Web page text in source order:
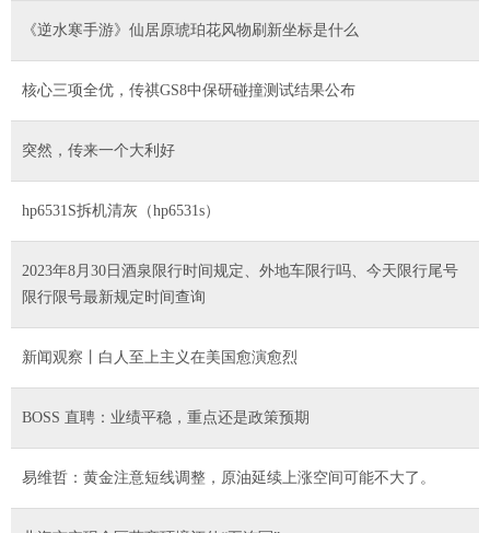
《逆水寒手游》仙居原琥珀花风物刷新坐标是什么
核心三项全优，传祺GS8中保研碰撞测试结果公布
突然，传来一个大利好
hp6531S拆机清灰（hp6531s）
2023年8月30日酒泉限行时间规定、外地车限行吗、今天限行尾号
限行限号最新规定时间查询
新闻观察丨白人至上主义在美国愈演愈烈
BOSS 直聘：业绩平稳，重点还是政策预期
易维哲：黄金注意短线调整，原油延续上涨空间可能不大了。